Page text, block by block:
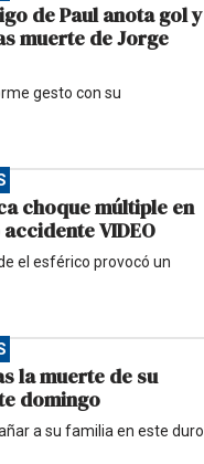
de Paul anota gol y
muerte de Jorge
gesto con su
choque múltiple en
VIDEO
el esférico provocó un
la muerte de su
domingo
a su familia en este duro